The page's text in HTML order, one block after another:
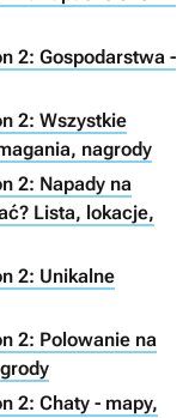
2: Gospodarstwa -
2: Wszystkie
nagrody
2: Napady na
Lista, lokacje,
2: Unikalne
2: Polowanie na
2: Chaty - mapy,